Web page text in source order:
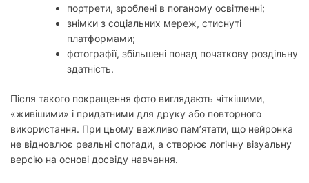
портрети, зроблені в поганому освітленні;
знімки з соціальних мереж, стиснуті
платформами;
фотографії, збільшені понад початкову роздільну
здатність.
Після такого покращення фото виглядають чіткішими,
«живішими» і придатними для друку або повторного
використання. При цьому важливо пам’ятати, що нейронка
не відновлює реальні спогади, а створює логічну візуальну
версію на основі досвіду навчання.